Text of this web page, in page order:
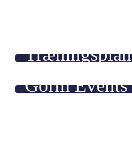
Træningsplan
Gorm Events